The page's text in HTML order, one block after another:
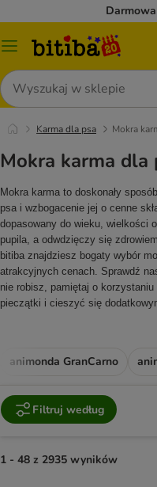
Menu
Szukaj
Karma dla psa Mokra
Mokra karma dla
Mokra karma to doskonały
psa i wzbogacenie jej o cenne
dopasowany do wieku, wielkości
pupila, a odwdzięczy się
bitiba znajdziesz bogaty wybór
atrakcyjnych cenach. Sprawdź
nie robisz, pamiętaj o korzystaniu
pieczątki i cieszyć się
animonda GranCarno
Filtruj według
1 - 48 z 2935 wyników